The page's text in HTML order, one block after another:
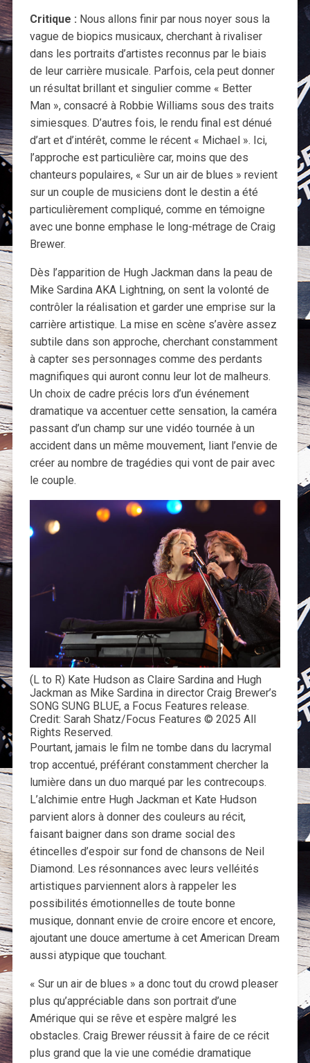
Critique : Nous allons finir par nous noyer sous la
vague de biopics musicaux, cherchant à rivaliser
dans les portraits d’artistes reconnus par le biais
de leur carrière musicale. Parfois, cela peut donner
un résultat brillant et singulier comme « Better
Man », consacré à Robbie Williams sous des traits
simiesques. D’autres fois, le rendu final est dénué
d’art et d’intérêt, comme le récent « Michael ». Ici,
l’approche est particulière car, moins que des
chanteurs populaires, « Sur un air de blues » revient
sur un couple de musiciens dont le destin a été
particulièrement compliqué, comme en témoigne
avec une bonne emphase le long-métrage de Craig
Brewer.
Dès l’apparition de Hugh Jackman dans la peau de
Mike Sardina AKA Lightning, on sent la volonté de
contrôler la réalisation et garder une emprise sur la
carrière artistique. La mise en scène s’avère assez
subtile dans son approche, cherchant constamment
à capter ses personnages comme des perdants
magnifiques qui auront connu leur lot de malheurs.
Un choix de cadre précis lors d’un événement
dramatique va accentuer cette sensation, la caméra
passant d’un champ sur une vidéo tournée à un
accident dans un même mouvement, liant l’envie de
créer au nombre de tragédies qui vont de pair avec
le couple.
(L to R) Kate Hudson as Claire Sardina and Hugh
Jackman as Mike Sardina in director Craig Brewer’s
SONG SUNG BLUE, a Focus Features release.
Credit: Sarah Shatz/Focus Features © 2025 All
Rights Reserved.
Pourtant, jamais le film ne tombe dans du lacrymal
trop accentué, préférant constamment chercher la
lumière dans un duo marqué par les contrecoups.
L’alchimie entre Hugh Jackman et Kate Hudson
parvient alors à donner des couleurs au récit,
faisant baigner dans son drame social des
étincelles d’espoir sur fond de chansons de Neil
Diamond. Les résonnances avec leurs velléités
artistiques parviennent alors à rappeler les
possibilités émotionnelles de toute bonne
musique, donnant envie de croire encore et encore,
ajoutant une douce amertume à cet American Dream
aussi atypique que touchant.
« Sur un air de blues » a donc tout du crowd pleaser
plus qu’appréciable dans son portrait d’une
Amérique qui se rêve et espère malgré les
obstacles. Craig Brewer réussit à faire de ce récit
plus grand que la vie une comédie dramatique